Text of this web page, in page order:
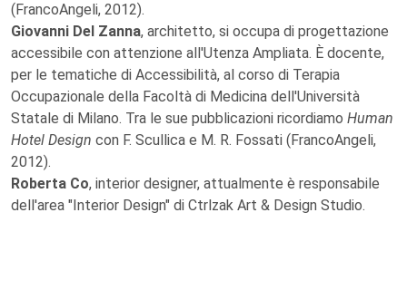
(FrancoAngeli, 2012).
Giovanni Del Zanna, architetto, si occupa di progettazione
accessibile con attenzione all'Utenza Ampliata. È docente,
per le tematiche di Accessibilità, al corso di Terapia
Occupazionale della Facoltà di Medicina dell'Università
Statale di Milano. Tra le sue pubblicazioni ricordiamo Human
Hotel Design con F. Scullica e M. R. Fossati (FrancoAngeli,
2012).
Roberta Co, interior designer, attualmente è responsabile
dell'area "Interior Design" di Ctrlzak Art & Design Studio.